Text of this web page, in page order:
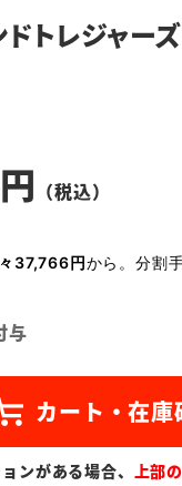
ドトレジャー
37,766円から。分割
与
ンがある場合、
上部